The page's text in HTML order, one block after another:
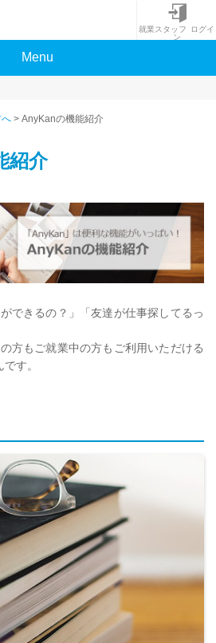
就業スタッフ ログイ
ン
Menu
> AnyKanの機能紹介
紹介
できるの？」「友達が仕事探してるっ
方もご就業中の方もご利用いただける
す。